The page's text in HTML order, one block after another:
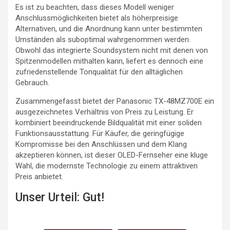
Es ist zu beachten, dass dieses Modell weniger
Anschlussmöglichkeiten bietet als höherpreisige
Alternativen, und die Anordnung kann unter bestimmten
Umständen als suboptimal wahrgenommen werden.
Obwohl das integrierte Soundsystem nicht mit denen von
Spitzenmodellen mithalten kann, liefert es dennoch eine
zufriedenstellende Tonqualität für den alltäglichen
Gebrauch.
Zusammengefasst bietet der Panasonic TX-48MZ700E ein
ausgezeichnetes Verhältnis von Preis zu Leistung. Er
kombiniert beeindruckende Bildqualität mit einer soliden
Funktionsausstattung. Für Käufer, die geringfügige
Kompromisse bei den Anschlüssen und dem Klang
akzeptieren können, ist dieser OLED-Fernseher eine kluge
Wahl, die modernste Technologie zu einem attraktiven
Preis anbietet.
Unser Urteil: Gut!